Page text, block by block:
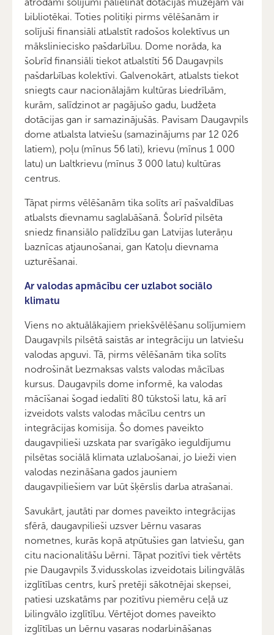
bibliotēkai. Toties politiķi pirms vēlēšanām ir
solījuši finansiāli atbalstīt radošos kolektīvus un
māksliniecisko pašdarbību. Dome norāda, ka
šobrīd finansiāli tiekot atbalstīti 56 Daugavpils
pašdarbības kolektīvi. Galvenokārt, atbalsts tiekot
sniegts caur nacionālajām kultūras biedrībām,
kurām, salīdzinot ar pagājušo gadu, budžeta
dotācijas gan ir samazinājušās. Pavisam Daugavpils
dome atbalsta latviešu (samazinājums par 12 026
latiem), poļu (mīnus 56 lati), krievu (mīnus 1 000
latu) un baltkrievu (mīnus 3 000 latu) kultūras
centrus.
Tāpat pirms vēlēšanām tika solīts arī pašvaldības
atbalsts dievnamu saglabāšanā. Šobrīd pilsēta
sniedz finansiālo palīdzību gan Latvijas luterāņu
baznīcas atjaunošanai, gan Katoļu dievnama
uzturēšanai.
Ar valodas apmācību cer uzlabot sociālo
klimatu
Viens no aktuālākajiem priekšvēlēšanu solījumiem
Daugavpils pilsētā saistās ar integrāciju un latviešu
valodas apguvi. Tā, pirms vēlēšanām tika solīts
nodrošināt bezmaksas valsts valodas mācības
kursus. Daugavpils dome informē, ka valodas
mācīšanai šogad iedalīti 80 tūkstoši latu, kā arī
izveidots valsts valodas mācību centrs un
integrācijas komisija. Šo domes paveikto
daugavpilieši uzskata par svarīgāko ieguldījumu
pilsētas sociālā klimata uzlabošanai, jo bieži vien
valodas nezināšana gados jauniem
daugavpiliešiem var būt šķērslis darba atrašanai.
Savukārt, jautāti par domes paveikto integrācijas
sfērā, daugavpilieši uzsver bērnu vasaras
nometnes, kurās kopā atpūtušies gan latviešu, gan
citu nacionalitāšu bērni. Tāpat pozitīvi tiek vērtēts
pie Daugavpils 3.vidusskolas izveidotais bilingvālās
izglītības centrs, kurš pretēji sākotnējai skepsei,
patiesi uzskatāms par pozitīvu piemēru ceļā uz
bilingvālo izglītību. Vērtējot domes paveikto
izglītības un bērnu vasaras nodarbināšanas